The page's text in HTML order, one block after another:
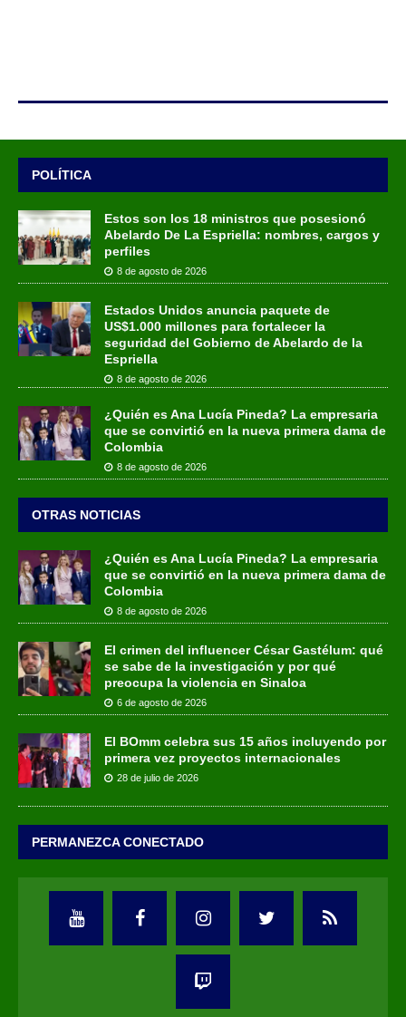
POLÍTICA
Estos son los 18 ministros que posesionó
Abelardo De La Espriella: nombres, cargos y
perfiles
8 de agosto de 2026
Estados Unidos anuncia paquete de
US$1.000 millones para fortalecer la
seguridad del Gobierno de Abelardo de la
Espriella
8 de agosto de 2026
¿Quién es Ana Lucía Pineda? La empresaria
que se convirtió en la nueva primera dama de
Colombia
8 de agosto de 2026
OTRAS NOTICIAS
¿Quién es Ana Lucía Pineda? La empresaria
que se convirtió en la nueva primera dama de
Colombia
8 de agosto de 2026
El crimen del influencer César Gastélum: qué
se sabe de la investigación y por qué
preocupa la violencia en Sinaloa
6 de agosto de 2026
El BOmm celebra sus 15 años incluyendo por
primera vez proyectos internacionales
28 de julio de 2026
PERMANEZCA CONECTADO